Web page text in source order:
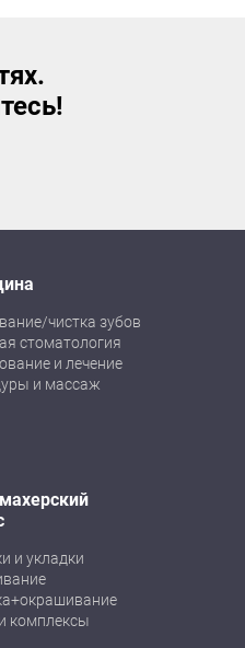
чистка зубов
стоматология
и лечение
и массаж
и укладки
комплексы